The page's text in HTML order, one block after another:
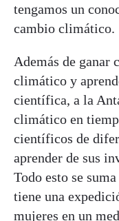
tengamos un
cambio climático.
Además de ganar
climático y
científica, a la
climático en
científicos de
aprender de sus
Todo esto se
tiene una
mujeres en un